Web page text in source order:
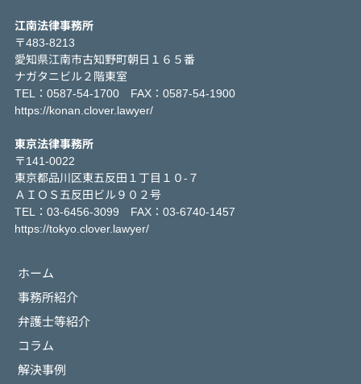
江南法律事務所
〒483-8213
愛知県江南市古知野町朝日１６５番
ナガタニビル２階東室
TEL：0587-54-1700 FAX：0587-54-1900
https://konan.clover.lawyer/
東京法律事務所
〒141-0022
東京都品川区東五反田１丁目１０-７
ＡＩＯＳ五反田ビル９０２号
TEL：03-6456-3099 FAX：03-6740-1457
https://tokyo.clover.lawyer/
ホーム
事務所紹介
弁護士等紹介
コラム
解決事例